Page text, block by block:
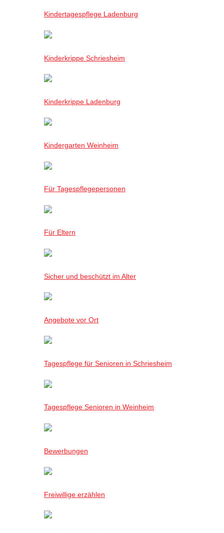
Kindertagespflege Ladenburg
Kinderkrippe Schriesheim
Kinderkrippe Ladenburg
Kindergarten Weinheim
Für Tagespflegepersonen
Für Eltern
Sicher und beschützt im Alter
Angebote vor Ort
Tagespflege für Senioren in Schriesheim
Tagespflege Senioren in Weinheim
Bewerbungen
Freiwillige erzählen